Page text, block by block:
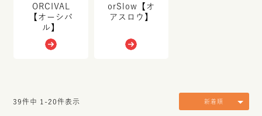
ORCIVAL
【オーシバ
ル】
orSlow【オ
アスロウ】
新着順
39件中 1 -20件表示